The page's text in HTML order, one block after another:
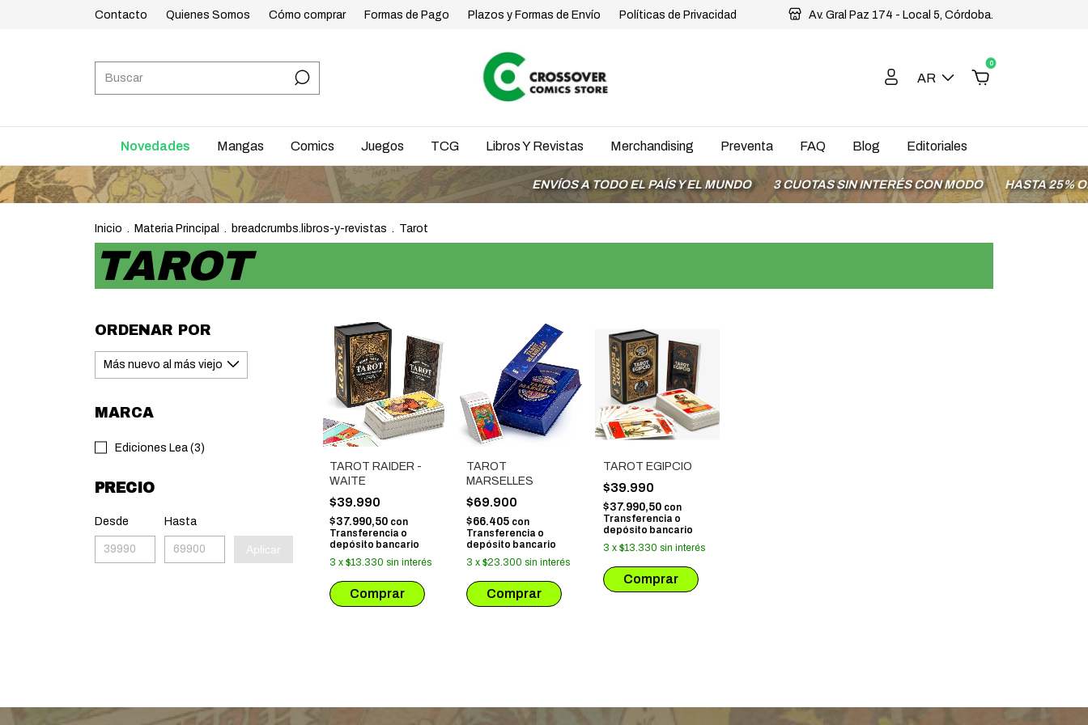
Contacto Quienes Somos Cómo comprar Formas de Pago Plazos y Formas de Envío Políticas de Privacidad Av. Gral Paz 174 - Local 5, Córdoba.
AR
0
Novedades Mangas Comics Juegos TCG Libros Y Revistas Merchandising Preventa FAQ Blog Editoriales
ENVÍOS A TODO EL PAÍS Y EL MUNDO 3 CUOTAS SIN INTERÉS CON MODO HASTA 25% OFF EN
Inicio . Materia Principal . breadcrumbs.libros-y-revistas . Tarot
TAROT
ORDENAR POR
MARCA
Ediciones Lea (3)
PRECIO
Desde Hasta
Aplicar
TAROT RAIDER -
WAITE
$39.990
$37.990,50 con
Transferencia o
depósito bancario
3 x $13.330 sin interés
TAROT
MARSELLES
$69.900
$66.405 con
Transferencia o
depósito bancario
3 x $23.300 sin interés
TAROT EGIPCIO
$39.990
$37.990,50 con
Transferencia o
depósito bancario
3 x $13.330 sin interés